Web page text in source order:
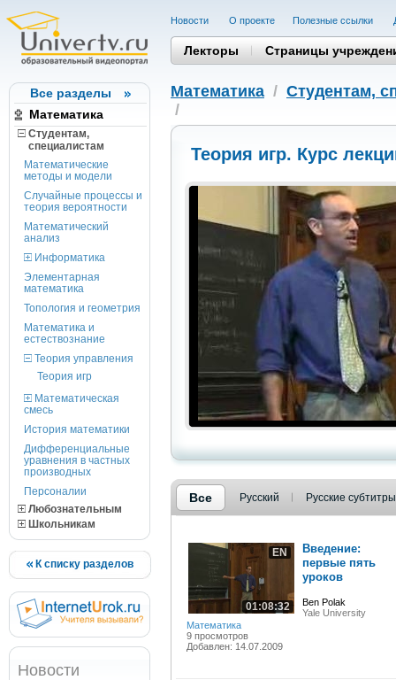
Все разделы
Математика
Студентам,
cпециалистам
Математические
методы и модели
Случайные процессы и
теория вероятности
Математический
анализ
Информатика
Элементарная
математика
Топология и геометрия
Математика и
естествознание
Теория управления
Теория игр
Математическая
смесь
История математики
Дифференциальные
уравнения в частных
производных
Персоналии
Любознательным
Школьникам
К списку разделов
Новости
Новости О проекте Полезные cсылки
Лекторы Страницы
Математика / Студентам,
/
Теория игр. Курс
Все Русский Русские субтитры
EN
01:08:32
Математика
9 просмотров
Добавлен: 14.07.2009
Введение:
первые пять
уроков
Ben Polak
Yale University